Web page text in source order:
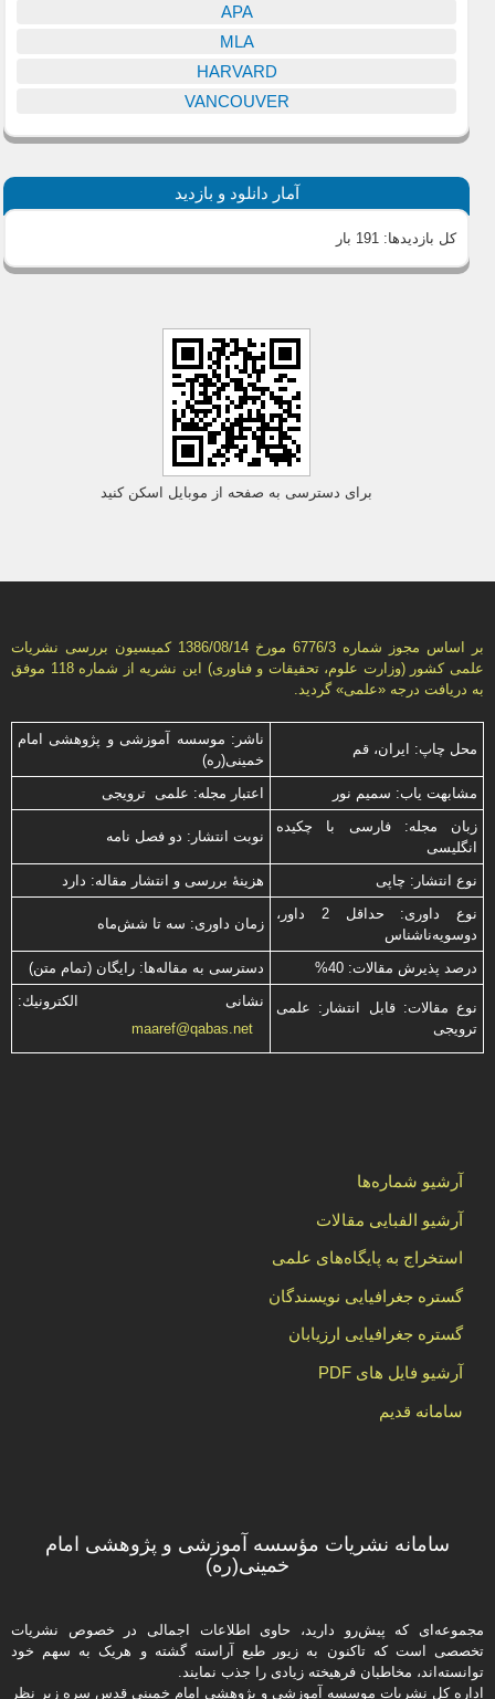
APA
MLA
HARVARD
VANCOUVER
آمار دانلود و بازدید
کل بازدیدها: 191 بار
برای دسترسی به صفحه از موبایل اسکن کنید
بر اساس مجوز شماره 6776/3 مورخ 1386/08/14 كمیسیون بررسى نشریات
علمى كشور (وزارت علوم، تحقیقات و فناورى) این نشریه از شماره 118 موفق
به دریافت درجه «علمى» گردید.
محل چاپ: ایران، قم
ناشر: موسسه آموزشی و پژوهشی امام
خمینی(ره)
مشابهت ياب: سميم نور
اعتبار مجله: علمی ترویجی
زبان مجله: فارسی با چكیده
انگلیسی
نوبت انتشار: دو فصل نامه
نوع انتشار: چاپی
هزینۀ بررسی و انتشار مقاله: دارد
نوع داوری: حداقل 2 داور،
دوسویه‌ناشناس
زمان داوری: سه تا شش‌ماه
درصد پذیرش مقالات: 40% دسترسی به مقاله‌ها: رایگان (تمام متن)
نوع مقالات: قابل انتشار: علمی
ترویجی
نشانی الكترونیك:
maaref@qabas.net
آرشیو شماره‌ها
آرشیو الفبایی مقالات
استخراج به پایگاه‌های علمی
گستره جغرافیایی نویسندگان
گستره جغرافیایی ارزیابان
آرشیو فایل های PDF
سامانه قدیم
سامانه نشریات مؤسسه آموزشی و پژوهشی امام
خمینی(ره)
مجموعه‌ای که پیش‌رو دارید،‌ حاوی اطلاعات اجمالی در خصوص نشریات
تخصصی است که تاکنون به زیور طبع آراسته گشته و هریک به سهم خود
توانسته‌اند، مخاطبان فرهیخته‌ زیادی را جذب نمایند.
اداره كل نشریات موسسه آموزشی و پژوهشی امام خمینی قدس سره زیر نظر